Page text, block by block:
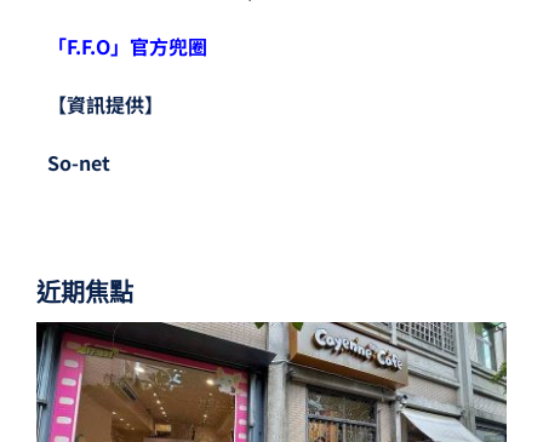
「F.F.O」官方兜圈
【資訊提供】
So-net
近期焦點